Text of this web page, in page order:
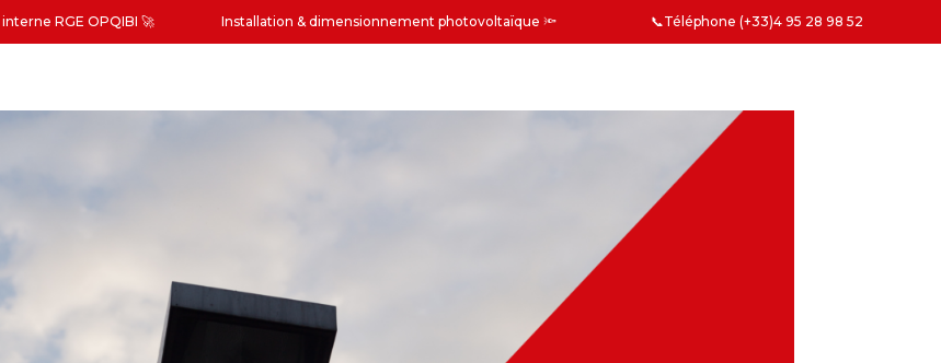
RGE OPQIBI 🚀 Installation & dimensionnement photovoltaïque 🔦 📞Téléphone (+33)4 95 28 98 52